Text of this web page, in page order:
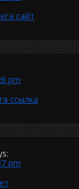
сайт
pm
ссылка
pm